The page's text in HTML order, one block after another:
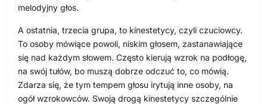
melodyjny głos.
A ostatnia, trzecia grupa, to kinestetycy, czyli czuciowcy.
To osoby mówiące powoli, niskim głosem, zastanawiające
się nad każdym słowem. Często kierują wzrok na podłogę,
na swój tułów, bo muszą dobrze odczuć to, co mówią.
Zdarza się, że tym tempem głosu irytują inne osoby, na
ogół wzrokowców. Swoją drogą kinestetycy szczególnie